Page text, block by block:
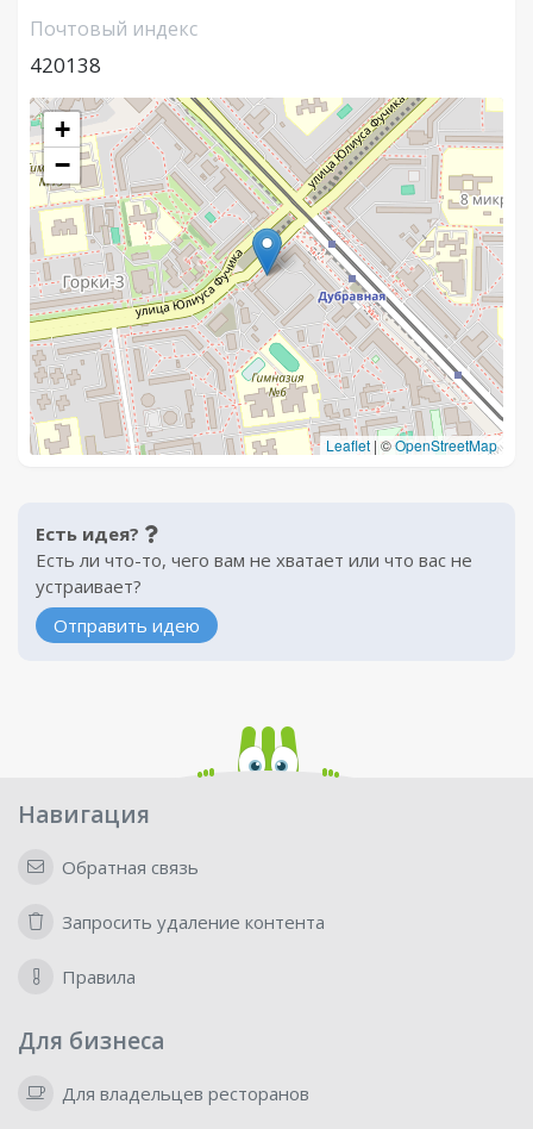
Почтовый индекс
420138
+
−
Leaflet | ©OpenStreetMap
Есть идея?
Есть ли что-то, чего вам не хватает или что вас не
устраивает?
Отправить идею
Навигация
Обратная связь
Запросить удаление контента
Правила
Для бизнеса
Для владельцев ресторанов